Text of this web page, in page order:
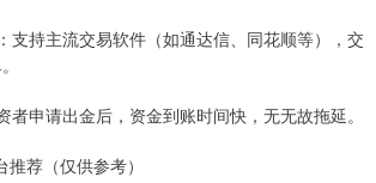
支持主流交易软件（如通达信、同花顺等），交
者申请出金后，资金到账时间快，无无故拖延。
荐（仅供参考）